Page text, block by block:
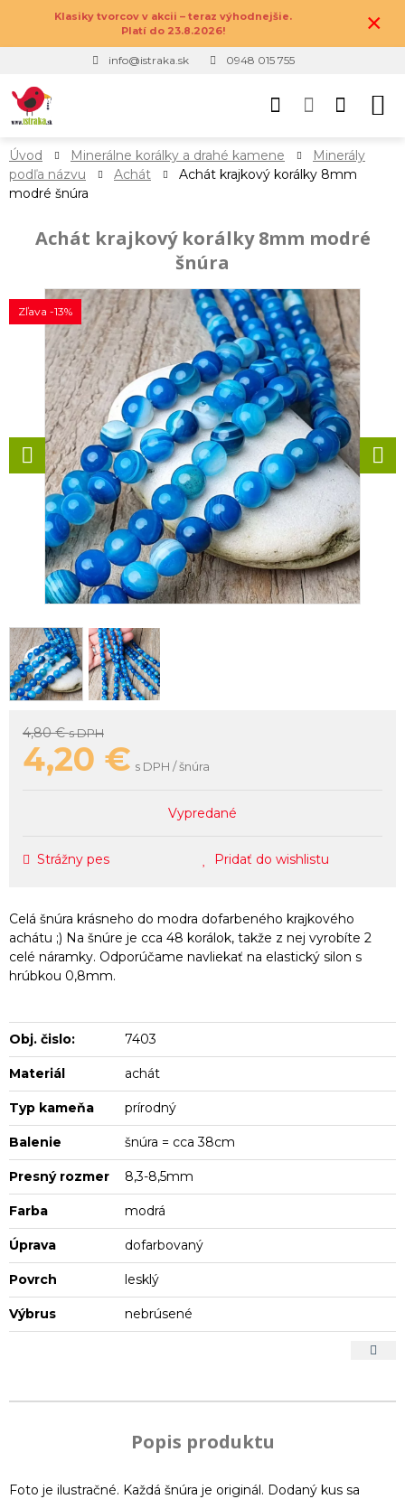
Klasiky tvorcov v akcii – teraz výhodnejšie.
Platí do 23.8.2026!
×
info@istraka.sk 0948 015 755
Úvod Minerálne korálky a drahé kamene
Minerály
podľa názvu
Achát
Achát krajkový korálky 8mm
modré šnúra
Achát krajkový korálky 8mm modré
šnúra
Zľava -13%
4,80 €s DPH
4,20 € s DPH / šnúra
Vypredané
Strážny pes Pridať do wishlistu
Celá šnúra krásneho do modra dofarbeného krajkového
achátu ;) Na šnúre je cca 48 korálok, takže z nej vyrobíte 2
celé náramky. Odporúčame navliekať na elastický silon s
hrúbkou 0,8mm.
Obj. čislo: 7403
Materiál achát
Typ kameňa prírodný
Balenie šnúra = cca 38cm
Presný rozmer 8,3-8,5mm
Farba modrá
Úprava dofarbovaný
Povrch lesklý
Výbrus nebrúsené
Popis produktu
Foto je ilustračné. Každá šnúra je originál. Dodaný kus sa